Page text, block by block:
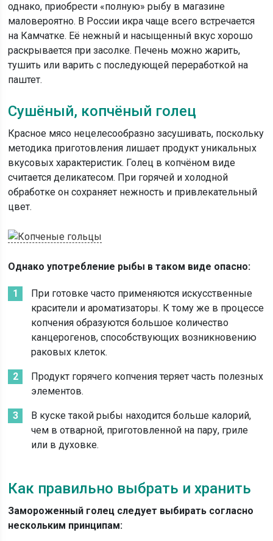
однако, приобрести «полную» рыбу в магазине
маловероятно. В России икра чаще всего встречается
на Камчатке. Её нежный и насыщенный вкус хорошо
раскрывается при засолке. Печень можно жарить,
тушить или варить с последующей переработкой на
паштет.
Сушёный, копчёный голец
Красное мясо нецелесообразно засушивать, поскольку
методика приготовления лишает продукт уникальных
вкусовых характеристик. Голец в копчёном виде
считается деликатесом. При горячей и холодной
обработке он сохраняет нежность и привлекательный
цвет.
Однако употребление рыбы в таком виде опасно:
При готовке часто применяются искусственные
красители и ароматизаторы. К тому же в процессе
копчения образуются большое количество
канцерогенов, способствующих возникновению
раковых клеток.
Продукт горячего копчения теряет часть полезных
элементов.
В куске такой рыбы находится больше калорий,
чем в отварной, приготовленной на пару, гриле
или в духовке.
Как правильно выбрать и хранить
Замороженный голец следует выбирать согласно
нескольким принципам: